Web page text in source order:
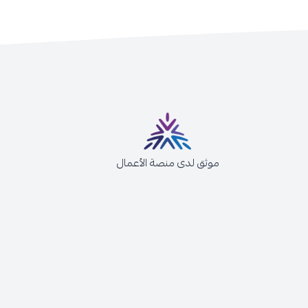
موثق لدى منصة الأعمال